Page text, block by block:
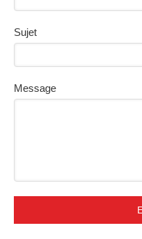
Sujet
Message